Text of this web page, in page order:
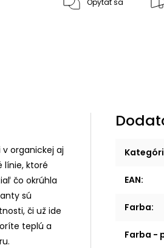
organickej aj
línie, ktoré
čo okrúhla
sú
či už ide
teplú a
EAN:
Farba:
Farba -